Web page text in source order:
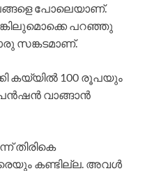
പോലെയാണ്.
പറഞ്ഞു
സങ്കടമാണ്.
കയ്യിൽ 100 രൂപയും
വാങ്ങാൻ
തിരികെ
കണ്ടില്ല. അവൾ